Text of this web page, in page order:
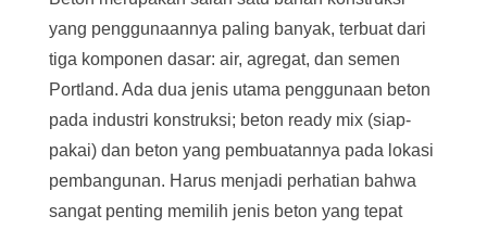
yang penggunaannya paling banyak, terbuat dari
tiga komponen dasar: air, agregat, dan semen
Portland. Ada dua jenis utama penggunaan beton
pada industri konstruksi; beton ready mix (siap-
pakai) dan beton yang pembuatannya pada lokasi
pembangunan. Harus menjadi perhatian bahwa
sangat penting memilih jenis beton yang tepat